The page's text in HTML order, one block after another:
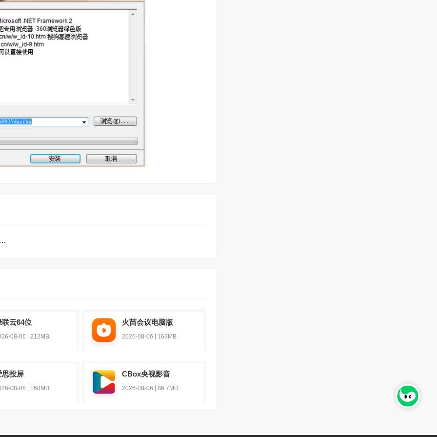
件TOP前9名下载
联云64位
08-06 212MB
火苗会议电脑版
2026-08-06 163MB
思投屏
08-06 168MB
CBox央视影音
2026-08-06 86.7MB